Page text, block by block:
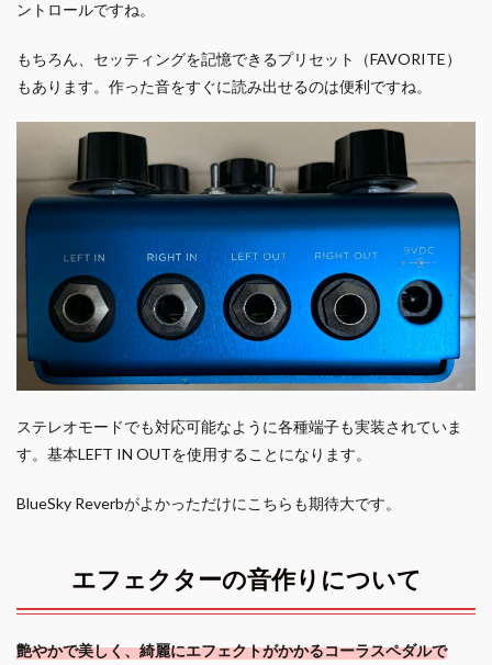
ントロールですね。
もちろん、セッティングを記憶できるプリセット（FAVORITE）
もあります。作った音をすぐに読み出せるのは便利ですね。
ステレオモードでも対応可能なように各種端子も実装されていま
す。基本LEFT IN OUTを使用することになります。
BlueSky Reverbがよかっただけにこちらも期待大です。
エフェクターの音作りについて
艶やかで美しく、綺麗にエフェクトがかかるコーラスペダルで